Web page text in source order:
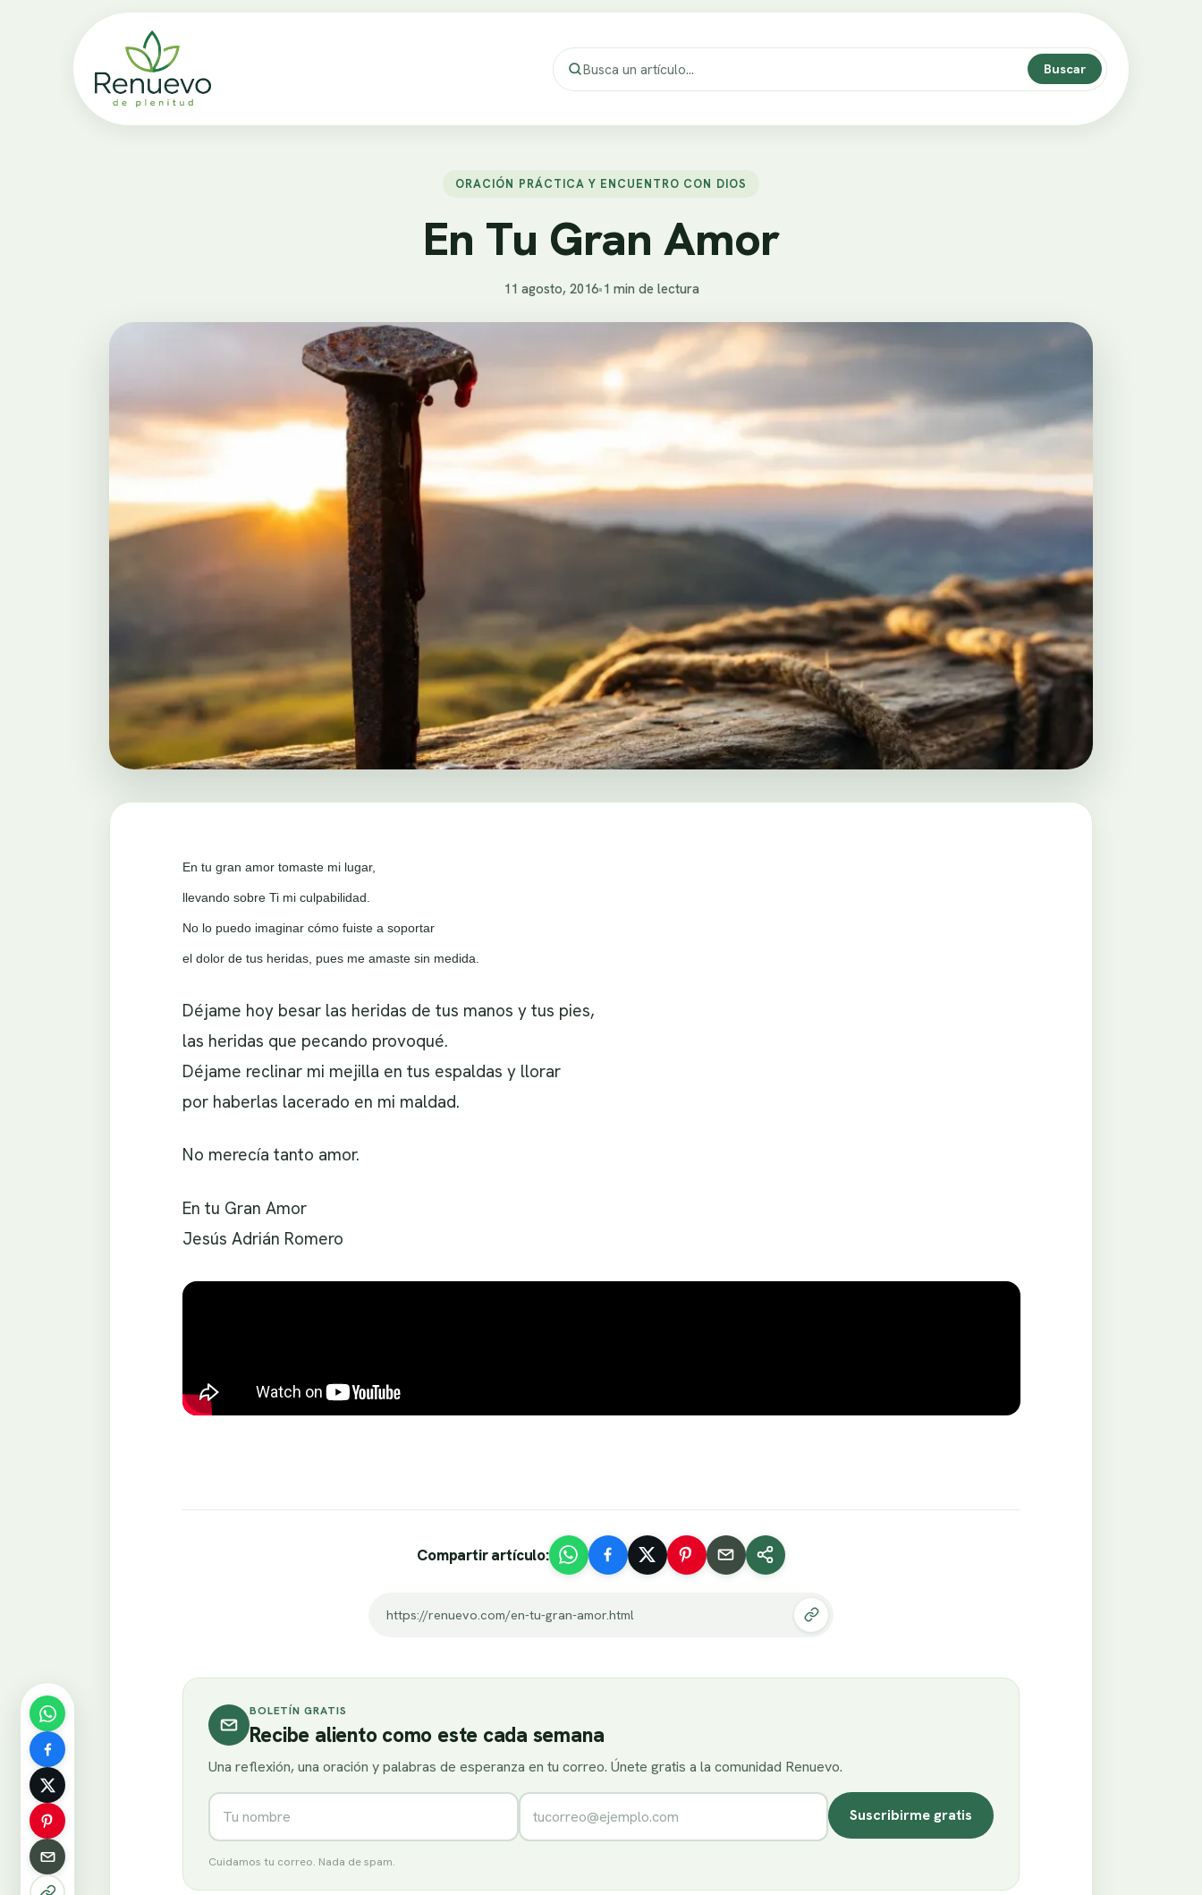
Buscar
ORACIÓN PRÁCTICA Y ENCUENTRO CON DIOS
En Tu Gran Amor
11 agosto, 2016•1 min de lectura
En tu gran amor tomaste mi lugar,
llevando sobre Ti mi culpabilidad.
No lo puedo imaginar cómo fuiste a soportar
el dolor de tus heridas, pues me amaste sin medida.
Déjame hoy besar las heridas de tus manos y tus pies,
las heridas que pecando provoqué.
Déjame reclinar mi mejilla en tus espaldas y llorar
por haberlas lacerado en mi maldad.
No merecía tanto amor.
En tu Gran Amor
Jesús Adrián Romero
Compartir artículo:
https://renuevo.com/en-tu-gran-amor.html
BOLETÍN GRATIS
Recibe aliento como este cada semana
Una reflexión, una oración y palabras de esperanza en tu correo. Únete gratis a la comunidad Renuevo.
Nombre Correo electrónico
Suscribirme gratis
Cuidamos tu correo. Nada de spam.